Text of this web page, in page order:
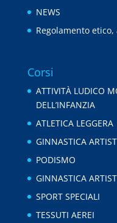
NEWS
Regolamento
Corsi
ATTIVITÀ LUDICO
DELL’INFANZIA
ATLETICA LEGGERA
GINNASTICA
PODISMO
GINNASTICA
SPORT SPECIALI
TESSUTI AEREI